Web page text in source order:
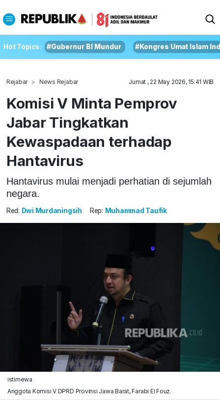
Hot Topics: #Gubernur BI Mundur #Kongres Umat Islam
Rejabar News Rejabar Jumat , 22 May 2026, 15:41 WIB
Komisi V Minta Pemprov
Jabar Tingkatkan
Kewaspadaan terhadap
Hantavirus
Hantavirus mulai menjadi perhatian di sejumlah
negara.
Red: Dwi Murdaningsih Rep: Muhammad Taufik
istimewa
Anggota Komisi V DPRD Provinsi Jawa Barat, Farabi El Fouz.